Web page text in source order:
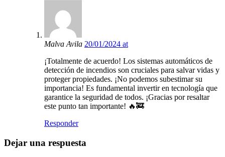
Malva Avila 20/01/2024 at
¡Totalmente de acuerdo! Los sistemas automáticos de
detección de incendios son cruciales para salvar vidas y
proteger propiedades. ¡No podemos subestimar su
importancia! Es fundamental invertir en tecnología que
garantice la seguridad de todos. ¡Gracias por resaltar
este punto tan importante! 🔥🚒
Responder
Dejar una respuesta